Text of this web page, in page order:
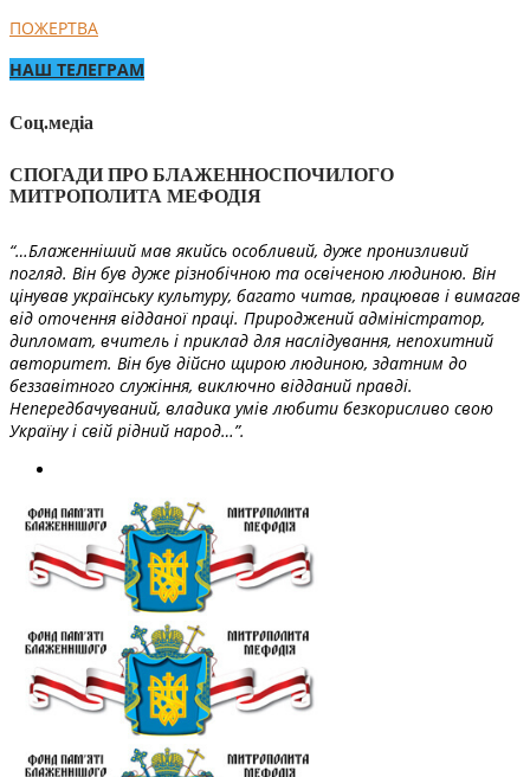
ПОЖЕРТВА
НАШ ТЕЛЕГРАМ
Соц.медіа
СПОГАДИ ПРО БЛАЖЕННОСПОЧИЛОГО
МИТРОПОЛИТА МЕФОДІЯ
“…Блаженніший мав якийсь особливий, дуже пронизливий
погляд. Він був дуже різнобічною та освіченою людиною. Він
цінував українську культуру, багато читав, працював і вимагав
від оточення відданої праці. Природжений адміністратор,
дипломат, вчитель і приклад для наслідування, непохитний
авторитет. Він був дійсно щирою людиною, здатним до
беззавітного служіння, виключно відданий правді.
Непередбачуваний, владика умів любити безкорисливо свою
Україну і свій рідний народ…”.